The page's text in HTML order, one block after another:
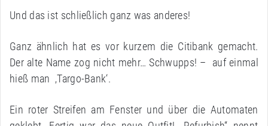
Und das ist schließlich ganz was anderes!
Ganz ähnlich hat es vor kurzem die Citibank gemacht.
Der alte Name zog nicht mehr… Schwupps! – auf einmal
hieß man ‚Targo-Bank‘.
Ein roter Streifen am Fenster und über die Automaten